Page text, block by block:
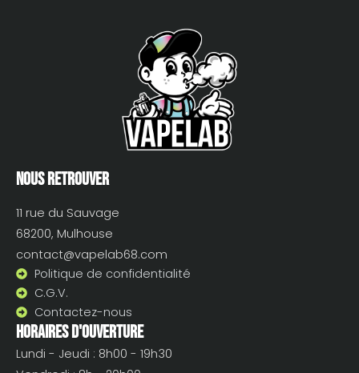
Nous retrouver
11 rue du Sauvage
68200, Mulhouse
contact@vapelab68.com
Politique de confidentialité
C.G.V.
Contactez-nous
Horaires d'ouverture
Lundi - Jeudi : 8h00 - 19h30